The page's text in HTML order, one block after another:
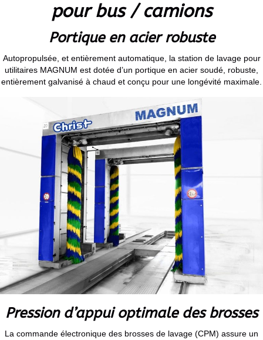
pour bus / camions
Portique en acier robuste
Autopropulsée, et entièrement automatique, la station de lavage pour
utilitaires MAGNUM est dotée d’un portique en acier soudé, robuste,
entièrement galvanisé à chaud et conçu pour une longévité maximale.
Pression d’appui optimale des brosses
La commande électronique des brosses de lavage (CPM) assure un